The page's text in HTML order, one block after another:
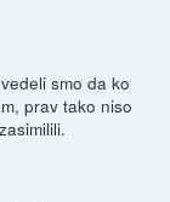
smo da ko
prav tako niso